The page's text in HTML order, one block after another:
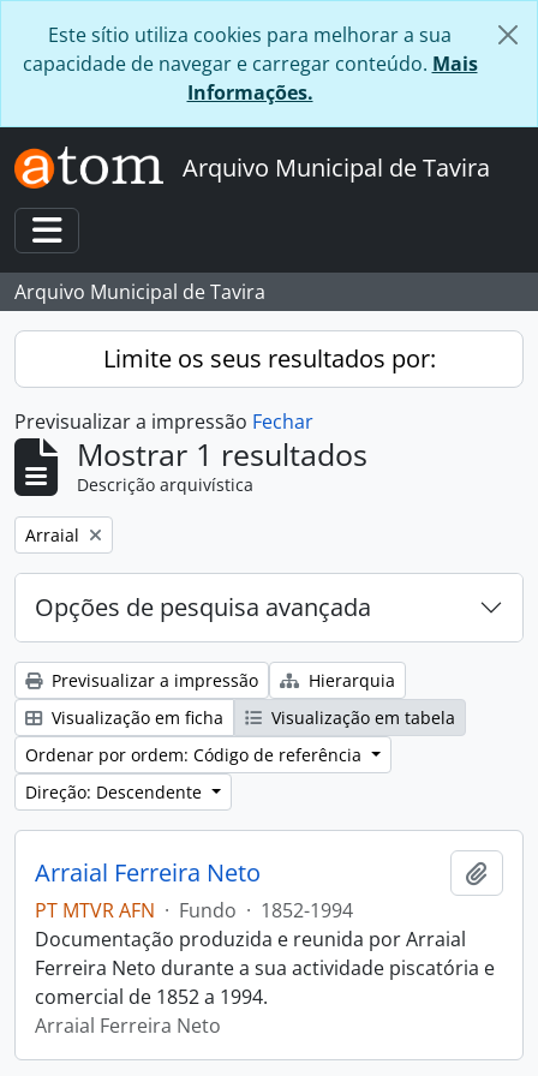
Este sítio utiliza cookies para melhorar a sua
capacidade de navegar e carregar conteúdo. Mais
Informações.
Arquivo Municipal de Tavira
Toggle navigation
Arquivo Municipal de Tavira
Limite os seus resultados por:
Previsualizar a impressão Fechar
Mostrar 1 resultados
Descrição arquivística
Remover filtro:
Arraial
Opções de pesquisa avançada
Previsualizar a impressão
Hierarquia
Visualização em ficha
Visualização em tabela
Ordenar por ordem: Código de referência
Direção: Descendente
Arraial Ferreira Neto
PT MTVR AFN · Fundo · 1852-1994
Documentação produzida e reunida por Arraial
Ferreira Neto durante a sua actividade piscatória e
comercial de 1852 a 1994.
Arraial Ferreira Neto